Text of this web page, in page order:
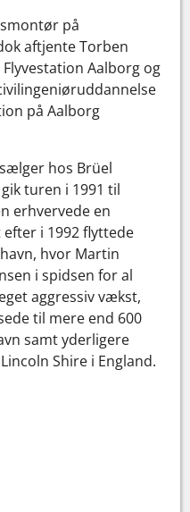
på
aftjente Torben
Aalborg og
på Aalborg
hos Brüel
turen i 1991 til
erhvervede en
i 1992 flyttede
hvor Martin
i spidsen for al
aggressiv vækst,
til mere end 600
samt yderligere
Shire i England.